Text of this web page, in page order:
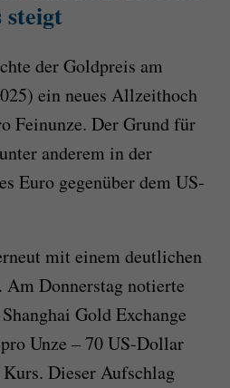
steigt
der Goldpreis am
ein neues Allzeithoch
Feinunze. Der Grund für
anderem in der
Euro gegenüber dem US-
mit einem deutlichen
Am Donnerstag notierte
Gold Exchange
Unze – 70 US-Dollar
Dieser Aufschlag